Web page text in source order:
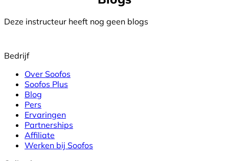
Deze instructeur heeft nog geen blogs
Bedrijf
Over Soofos
Soofos Plus
Blog
Pers
Ervaringen
Partnerships
Affiliate
Werken bij Soofos